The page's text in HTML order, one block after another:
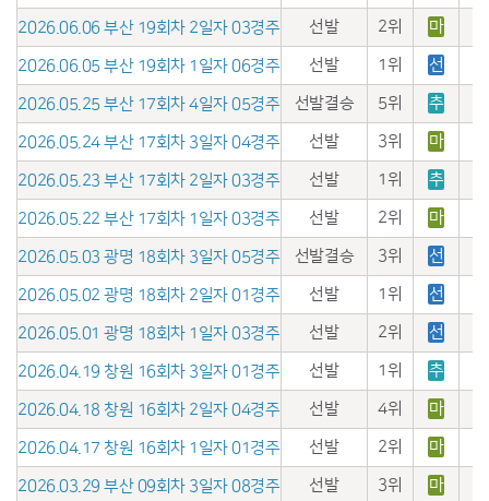
2026.06.06 부산 19회차 2일자 03경주 선발 2위 마
2026.06.05 부산 19회차 1일자 06경주 선발 1위 선
2026.05.25 부산 17회차 4일자 05경주 선발결승 5위 추
2026.05.24 부산 17회차 3일자 04경주 선발 3위 마
2026.05.23 부산 17회차 2일자 03경주 선발 1위 추
2026.05.22 부산 17회차 1일자 03경주 선발 2위 마
2026.05.03 광명 18회차 3일자 05경주 선발결승 3위 선
2026.05.02 광명 18회차 2일자 01경주 선발 1위 선
2026.05.01 광명 18회차 1일자 03경주 선발 2위 선
2026.04.19 창원 16회차 3일자 01경주 선발 1위 추
2026.04.18 창원 16회차 2일자 04경주 선발 4위 마
2026.04.17 창원 16회차 1일자 01경주 선발 2위 마
2026.03.29 부산 09회차 3일자 08경주 선발 3위 마